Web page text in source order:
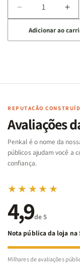
Diminuir
a
quantidade
de
Cartas
Famílias
Bíblia
-
Penkal
a
de
da
-
Adicionar ao
REPUTAÇÃO
Avaliações
Penkal é o nome da
públicos ajudam você a
confiança.
★★★★★
4,9de 5
Nota pública da loja na
Milhares de avaliações